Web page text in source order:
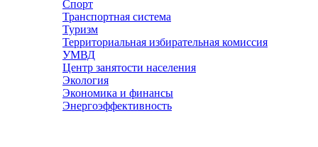
Спорт
Транспортная система
Туризм
Территориальная избирательная комиссия
УМВД
Центр занятости населения
Экология
Экономика и финансы
Энергоэффективность